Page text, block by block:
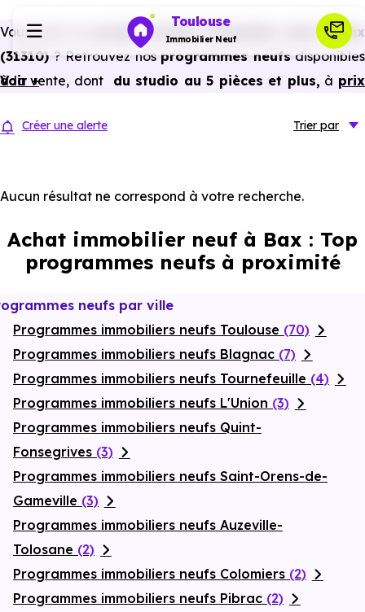
Toulouse
Immobilier Neuf
Investir
Actualités
Ressources
Financer
Vous avez un
projet d’achat immobilier neuf à Bax
(31310) ? Retrouvez nos programmes neufs disponibles
à la vente, dont
du studio au 5 pièces et plus, à prix
avantages du neuf :PTZ, TVA réduitedans certains cas,
énergétiques, garanties constructeur, etc.
Voir +
Créer une alerte Trier par
Aucun résultat ne correspond à votre recherche.
Achat immobilier neuf à Bax : Top
programmes neufs à proximité
neufs par ville
Programmes immobiliers neufs Toulouse (70)
Programmes immobiliers neufs Blagnac (7)
Programmes immobiliers neufs Tournefeuille (4)
Programmes immobiliers neufs L'Union (3)
Programmes immobiliers neufs Quint-
Fonsegrives (3)
Programmes immobiliers neufs Saint-Orens-de-
Gameville (3)
Programmes immobiliers neufs Auzeville-
Tolosane (2)
Programmes immobiliers neufs Colomiers (2)
Programmes immobiliers neufs Pibrac (2)